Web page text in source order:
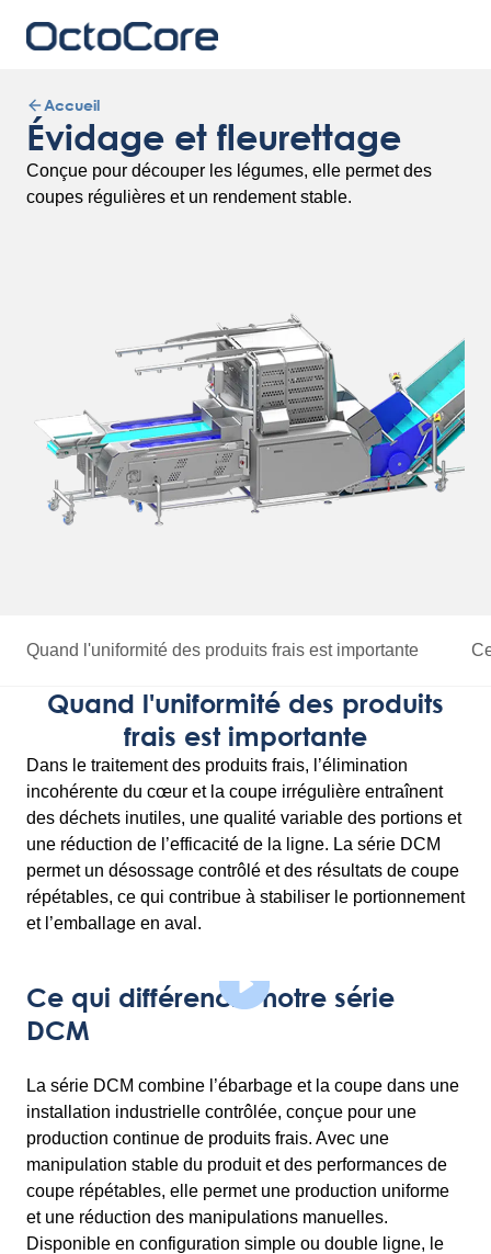
Accueil
Évidage et fleurettage
Conçue pour découper les légumes, elle permet des
coupes régulières et un rendement stable.
Quand l'uniformité des produits frais est importante
Quand l'uniformité des produits
frais est importante
Dans le traitement des produits frais, l’élimination
incohérente du cœur et la coupe irrégulière entraînent
des déchets inutiles, une qualité variable des portions et
une réduction de l’efficacité de la ligne. La série DCM
permet un désossage contrôlé et des résultats de coupe
répétables, ce qui contribue à stabiliser le portionnement
et l’emballage en aval.
Ce qui différencie notre série
DCM
La série DCM combine l’ébarbage et la coupe dans une
installation industrielle contrôlée, conçue pour une
production continue de produits frais. Avec une
manipulation stable du produit et des performances de
coupe répétables, elle permet une production uniforme
et une réduction des manipulations manuelles.
Disponible en configuration simple ou double ligne, le